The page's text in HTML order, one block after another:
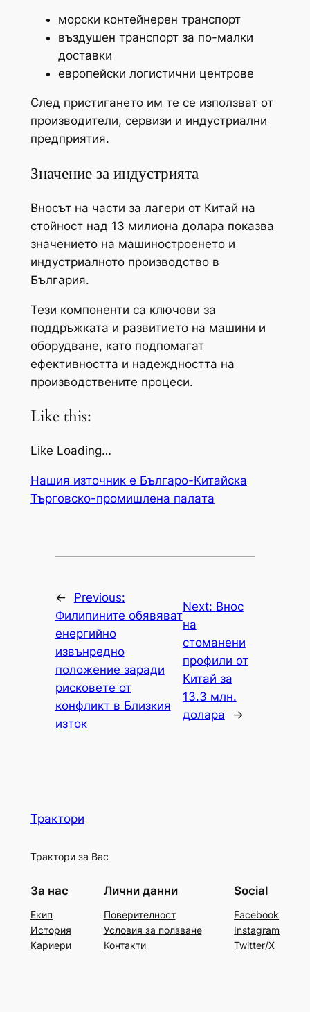
морски контейнерен транспорт
въздушен транспорт за по-малки
доставки
европейски логистични центрове
След пристигането им те се използват от
производители, сервизи и индустриални
предприятия.
Значение за индустрията
Вносът на части за лагери от Китай на
стойност над 13 милиона долара показва
значението на машиностроенето и
индустриалното производство в
България.
Тези компоненти са ключови за
поддръжката и развитието на машини и
оборудване, като подпомагат
ефективността и надеждността на
производствените процеси. ️
Like this:
Like Loading…
Нашия източник е Българо-Китайска
Търговско-промишлена палaта
←
Previous:
Филипините обявяват
енергийно
извънредно
положение заради
рисковете от
конфликт в Близкия
изток
Next: Внос
на
стоманени
профили от
Китай за
13.3 млн.
долара
→
Трактори
Трактори за Вас
За нас
Екип
История
Кариери
Лични данни
Поверителност
Условия за ползване
Контакти
Social
Facebook
Instagram
Twitter/X